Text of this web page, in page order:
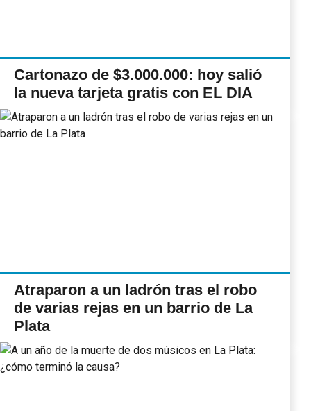
Cartonazo de $3.000.000: hoy salió
la nueva tarjeta gratis con EL DIA
Atraparon a un ladrón tras el robo
de varias rejas en un barrio de La
Plata